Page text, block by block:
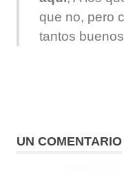
que no, pero
tantos
UN COMENTARIO